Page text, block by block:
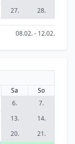
27. 28.
08.02. - 12.02.
Sa
So
6.
7.
13.
14.
20.
21.